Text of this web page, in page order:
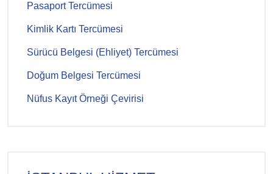
Pasaport Tercümesi
Kimlik Kartı Tercümesi
Sürücü Belgesi (Ehliyet) Tercümesi
Doğum Belgesi Tercümesi
Nüfus Kayıt Örneği Çevirisi